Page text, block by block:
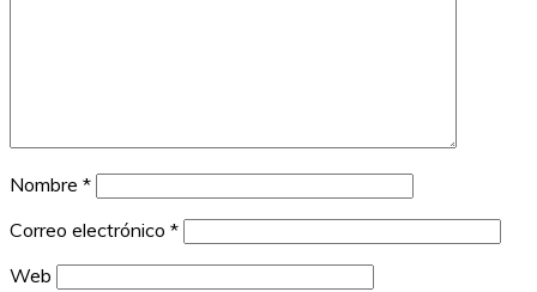
Nombre *
Correo electrónico *
Web